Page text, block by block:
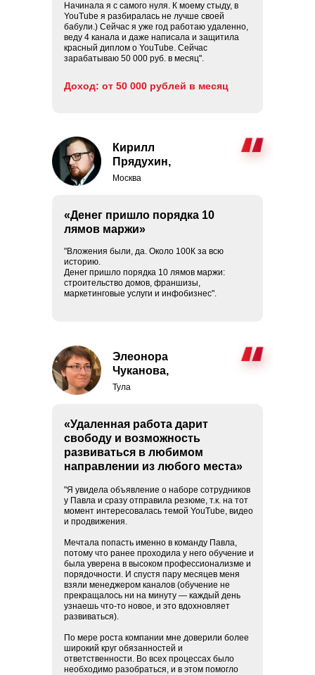
Начинала я с самого нуля. К моему стыду, в
YouTube я разбиралась не лучше своей
бабули.) Сейчас я уже год работаю удаленно,
веду 4 канала и даже написала и защитила
красный диплом о YouTube. Сейчас
зарабатываю 50 000 руб. в месяц".
Доход: от 50 000 рублей в месяц
Кирилл
Прядухин,
Москва
«Денег пришло порядка 10
лямов маржи»
"Вложения были, да. Около 100К за всю
историю.
Денег пришло порядка 10 лямов маржи:
строительство домов, франшизы,
маркетинговые услуги и инфобизнес".
Элеонора
Чуканова,
Тула
«Удаленная работа дарит
свободу и возможность
развиваться в любимом
направлении из любого места»
"Я увидела объявление о наборе сотрудников
у Павла и сразу отправила резюме, т.к. на тот
момент интересовалась темой YouTube, видео
и продвижения.
Мечтала попасть именно в команду Павла,
потому что ранее проходила у него обучение и
была уверена в высоком профессионализме и
порядочности. И спустя пару месяцев меня
взяли менеджером каналов (обучение не
прекращалось ни на минуту — каждый день
узнаешь что-то новое, и это вдохновляет
развиваться).
По мере роста компании мне доверили более
широкий круг обязанностей и
ответственности. Во всех процессах было
необходимо разобраться, и в этом помогло